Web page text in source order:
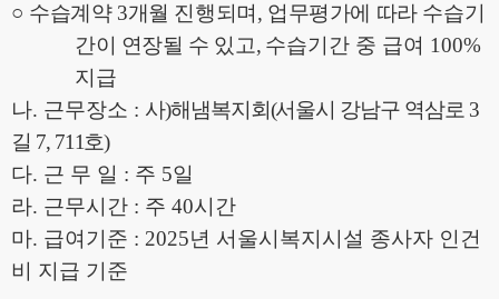
○ 수습계약 3개월 진행되며 , 업무평가에 따라 수습기
간이 연장될 수 있고, 수습기간 중 급여 100%
지급
나. 근무장소 : 사)해냄복지회(서울시 강남구 역삼로 3
길 7, 711호)
다. 근 무 일 : 주 5일
라. 근무시간 : 주 40시간
마. 급여기준 : 2025년 서울시복지시설 종사자 인건
비 지급 기준